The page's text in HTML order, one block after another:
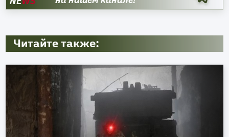
Читайте также: